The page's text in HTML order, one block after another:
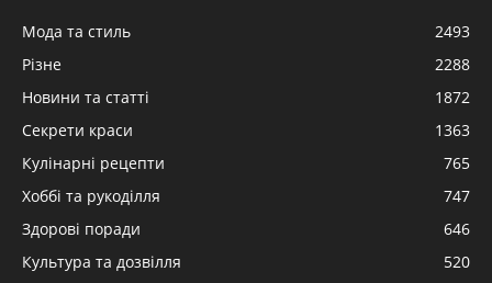
Мода та стиль
2493
Різне
2288
Новини та статті
1872
Секрети краси
1363
Кулінарні рецепти
765
Хоббі та рукоділля
747
Здорові поради
646
Культура та дозвілля
520